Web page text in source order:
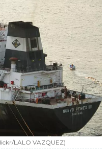
LALO VAZQUEZ)